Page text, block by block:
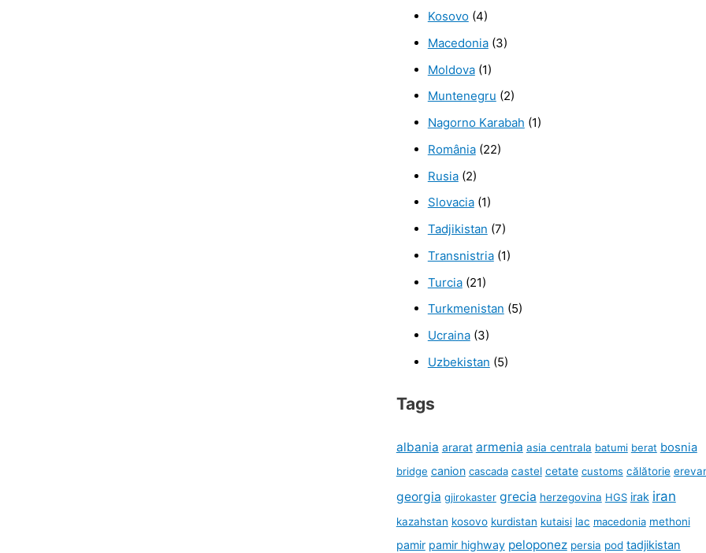
Kosovo(4)
Macedonia(3)
Moldova(1)
Muntenegru (2)
Nagorno Karabah (1)
România(22)
Rusia(2)
Slovacia(1)
Tadjikistan (7)
Transnistria(1)
Turcia(21)
Turkmenistan (5)
Ucraina(3)
Uzbekistan (5)
Tags
albania ararat armenia asia centrala batumi berat bosnia
bridge canion cascada castel cetate customs călătorie
georgia gjirokaster grecia herzegovina HGS irak iran
kazahstan kosovo kurdistan kutaisi lac macedonia methoni
pamir pamir highway peloponez persia pod tadjikistan